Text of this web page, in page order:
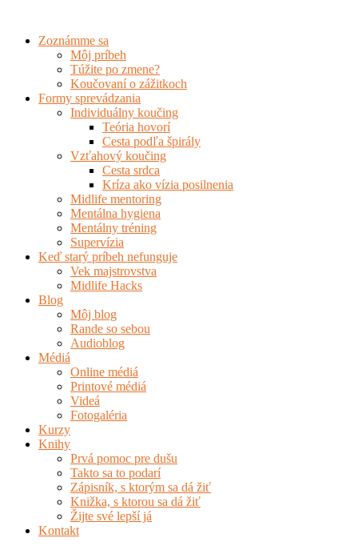
obsah
Zoznámme sa
Môj príbeh
Túžite po zmene?
Koučovaní o zážitkoch
Formy sprevádzania
Individuálny koučing
Teória hovorí
Cesta podľa špirály
Vzťahový koučing
Cesta srdca
Kríza ako vízia posilnenia
Midlife mentoring
Mentálna hygiena
Mentálny tréning
Supervízia
Keď starý príbeh nefunguje
Vek majstrovstva
Midlife Hacks
Blog
Môj blog
Rande so sebou
Audioblog
Médiá
Online médiá
Printové médiá
Videá
Fotogaléria
Kurzy
Knihy
Prvá pomoc pre dušu
Takto sa to podarí
Zápisník, s ktorým sa dá žiť
Knižka, s ktorou sa dá žiť
Žijte své lepší já
Kontakt